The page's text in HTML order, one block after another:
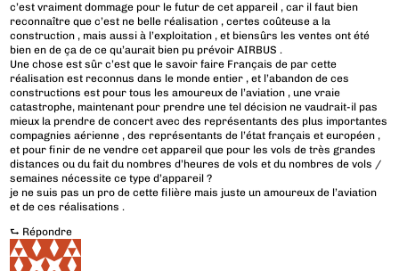
c’est vraiment dommage pour le futur de cet appareil , car il faut bien
reconnaître que c’est ne belle réalisation , certes coûteuse a la
construction , mais aussi à l’exploitation , et biensûrs les ventes ont été
bien en de ça de ce qu’aurait bien pu prévoir AIRBUS .
Une chose est sûr c’est que le savoir faire Français de par cette
réalisation est reconnus dans le monde entier , et l’abandon de ces
constructions est pour tous les amoureux de l’aviation , une vraie
catastrophe, maintenant pour prendre une tel décision ne vaudrait-il pas
mieux la prendre de concert avec des représentants des plus importantes
compagnies aérienne , des représentants de l’état français et européen ,
et pour finir de ne vendre cet appareil que pour les vols de très grandes
distances ou du fait du nombres d’heures de vols et du nombres de vols /
semaines nécessite ce type d’appareil ?
je ne suis pas un pro de cette filière mais juste un amoureux de l’aviation
et de ces réalisations .
⮑ Répondre